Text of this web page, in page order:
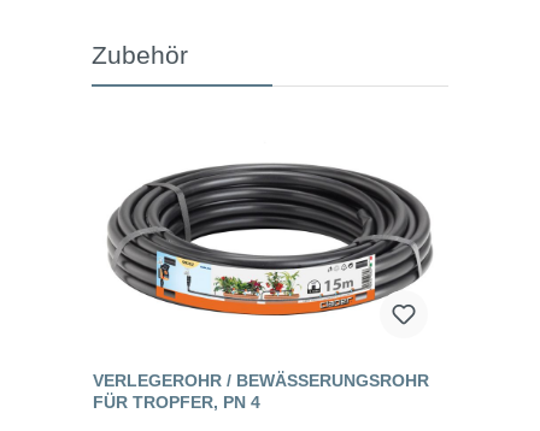
Zubehör
VERLEGEROHR / BEWÄSSERUNGSROHR
FÜR TROPFER, PN 4